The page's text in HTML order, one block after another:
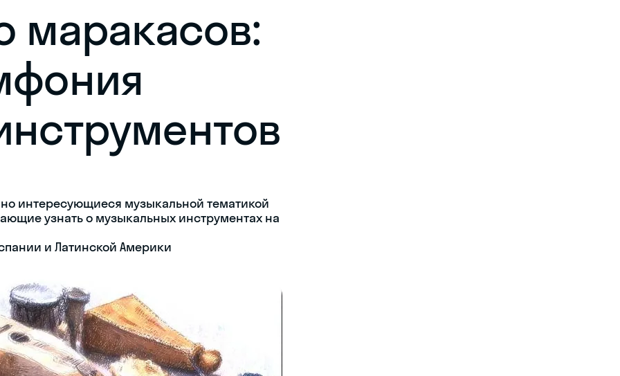
маракасов:
интересующиеся музыкальной тематикой
узнать о музыкальных инструментах на
и Латинской Америки